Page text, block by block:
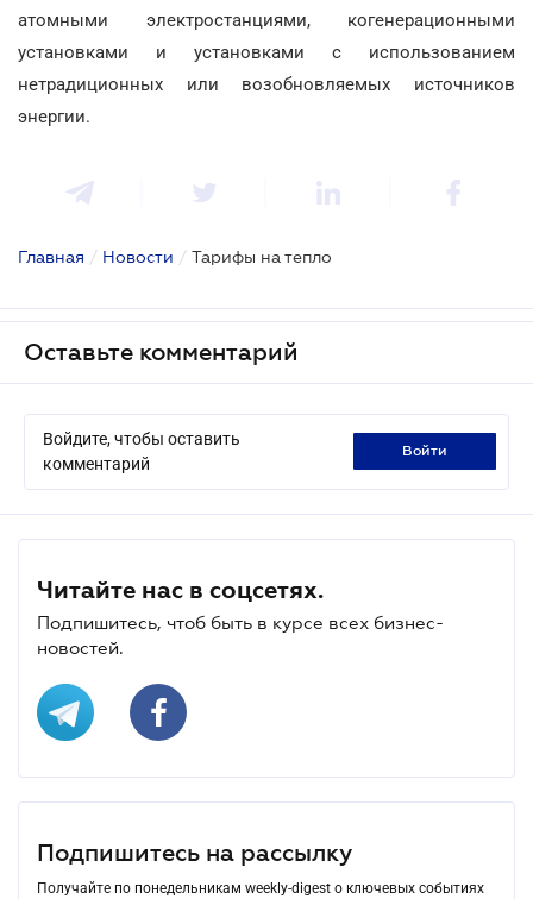
атомными электростанциями, когенерационными
установками и установками с использованием
нетрадиционных или возобновляемых источников
энергии.
Главная / Новости / Тарифы на тепло
Оставьте комментарий
Войдите, чтобы оставить
комментарий
войти
Читайте нас в соцсетях.
Подпишитесь, чтоб быть в курсе всех бизнес-
новостей.
Подпишитесь на рассылку
Получайте по понедельникам weekly-digest о ключевых событиях